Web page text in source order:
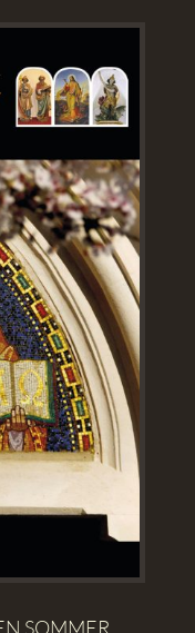
SOMMER